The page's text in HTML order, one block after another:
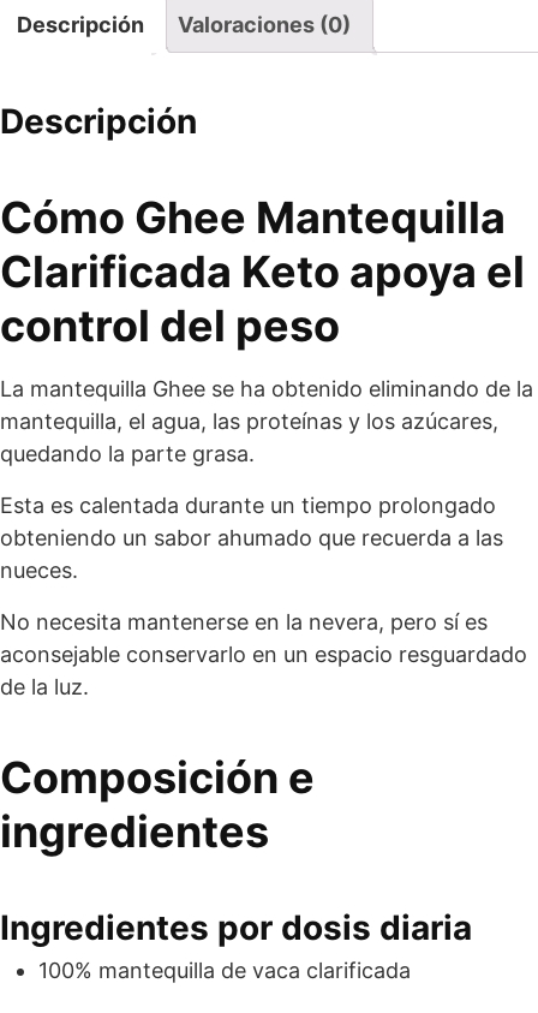
Descripción Valoraciones (0)
Descripción
Cómo Ghee Mantequilla
Clarificada Keto apoya el
control del peso
La mantequilla Ghee se ha obtenido eliminando de la
mantequilla, el agua, las proteínas y los azúcares,
quedando la parte grasa.
Esta es calentada durante un tiempo prolongado
obteniendo un sabor ahumado que recuerda a las
nueces.
No necesita mantenerse en la nevera, pero sí es
aconsejable conservarlo en un espacio resguardado
de la luz.
Composición e
ingredientes
Ingredientes por dosis diaria
100% mantequilla de vaca clarificada